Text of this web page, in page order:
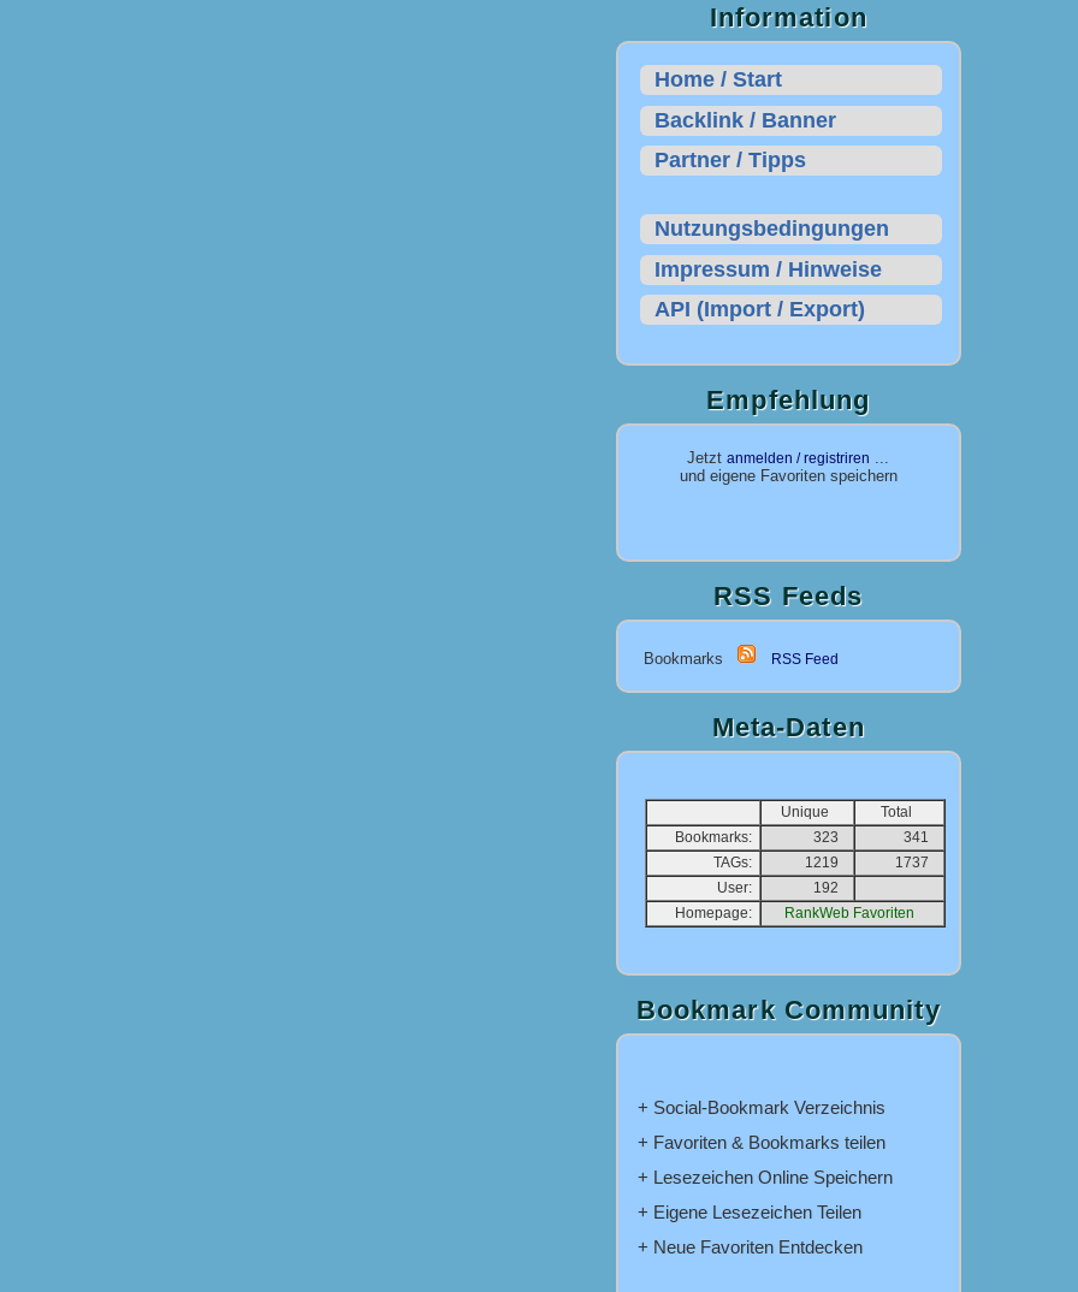
Information
Home / Start
Backlink / Banner
Partner / Tipps
Nutzungsbedingungen
Impressum / Hinweise
API (Import / Export)
Empfehlung
Jetztanmelden / registriren
und eigene Favoriten speichern
RSS Feeds
Bookmarks RSS Feed
Meta-Daten
Unique
Total
Bookmarks:
323
341
TAGs:
1219
1737
User:
192
Homepage:
RankWeb Favoriten
Bookmark Community
+ Social-Bookmark Verzeichnis
+ Favoriten & Bookmarks teilen
+ Lesezeichen Online Speichern
+ Eigene Lesezeichen Teilen
+ Neue Favoriten Entdecken